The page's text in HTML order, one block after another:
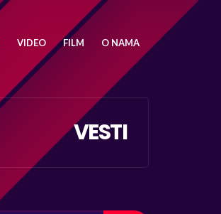
VIDEO FILM O NAMA
VESTI